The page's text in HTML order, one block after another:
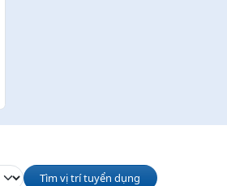
Tìm vị trí tuyển dụng